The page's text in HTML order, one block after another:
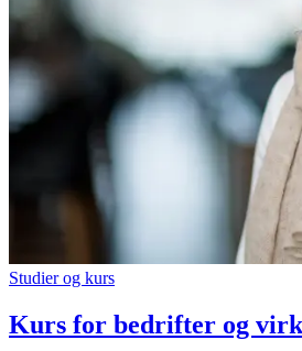
Studier og kurs
Kurs for bedrifter og